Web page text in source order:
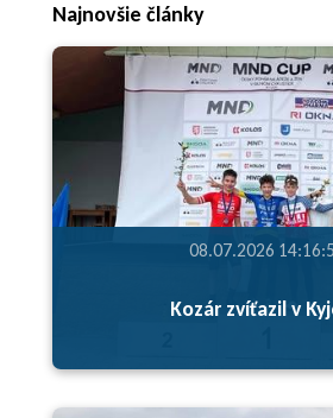
Najnovšie články
08.07.2026
Kozár zvíťazil v